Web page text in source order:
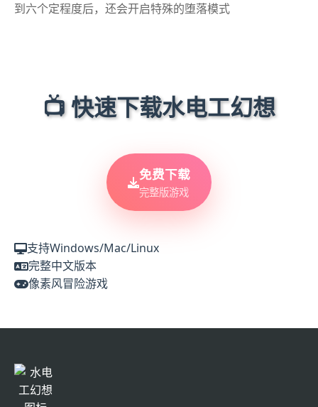
到六个定程度后，还会开启特殊的堕落模式
📺 快速下载水电工幻想
免费下载
完整版游戏
支持Windows/Mac/Linux
完整中文版本
像素风冒险游戏